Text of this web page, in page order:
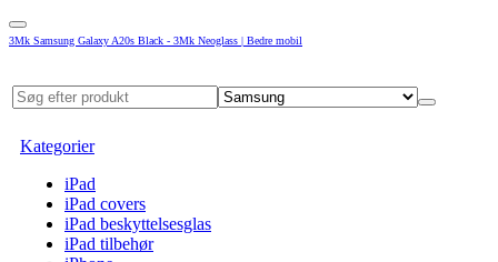
3Mk Samsung Galaxy A20s Black - 3Mk Neoglass | Bedre mobil
Kategorier
iPad
iPad covers
iPad beskyttelsesglas
iPad tilbehør